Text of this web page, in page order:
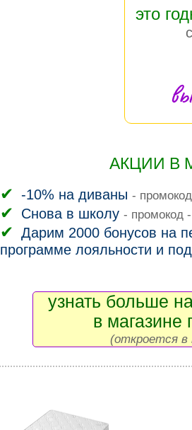
это
АКЦИИ В
-10% на диваны -
Снова в школу - промокод
Дарим 2000 бонусов на
программе лояльности и
узнать больше
в магазине
(откроется в